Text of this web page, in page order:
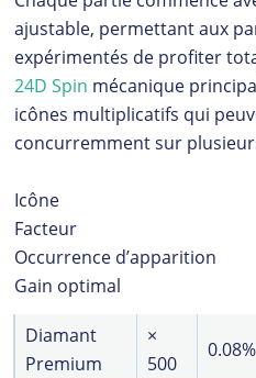
ajustable, permettant aux
expérimentés de profiter
24D Spin mécanique
icônes multiplicatifs qui
concurremment sur
Icône
Facteur
Occurrence d’apparition
Gain optimal
Diamant
Premium
×
500
0.08%